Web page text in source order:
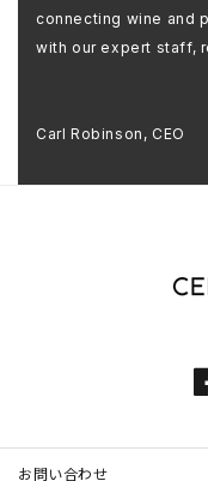
connecting wine and
with our expert staff,
Carl Robinson, CEO
お問い合わせ